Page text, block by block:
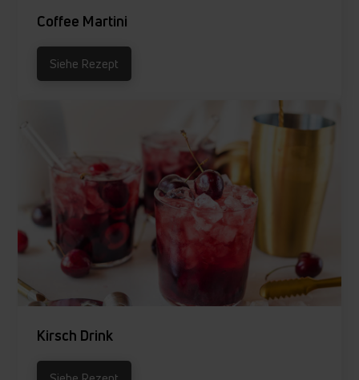
Coffee Martini
Siehe Rezept
Kirsch Drink